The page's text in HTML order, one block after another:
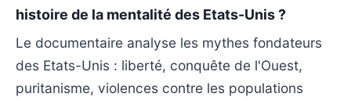
histoire de la mentalité des Etats-Unis ?
Le documentaire analyse les mythes fondateurs
des Etats-Unis : liberté, conquête de l'Ouest,
puritanisme, violences contre les populations